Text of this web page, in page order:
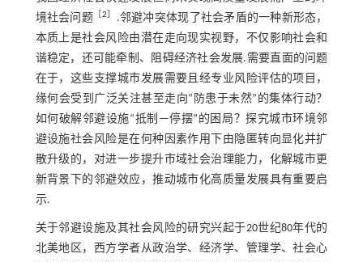
境社会问题［2
.邻避冲突体现了社会矛盾的一种新形态，
本质上是社会风险由潜在走向现实视野，不仅影响社会和
谐稳定，还可能牵制、阻碍经济社会发展.需要直面的问题
在于，这些支撑城市发展需要且经专业风险评估的项目，
缘何会受到广泛关注甚至走向“防患于未然”的集体行动？
如何破解邻避设施“抵制—停摆”的困局？探究城市环境邻
避设施社会风险是在何种因素作用下由隐匿转向显化并扩
散升级的，对进一步提升市域社会治理能力，化解城市更
新背景下的邻避效应，推动城市化高质量发展具有重要启
示.
关于邻避设施及其社会风险的研究兴起于20世纪80年代的
北美地区，西方学者从政治学、经济学、管理学、社会心